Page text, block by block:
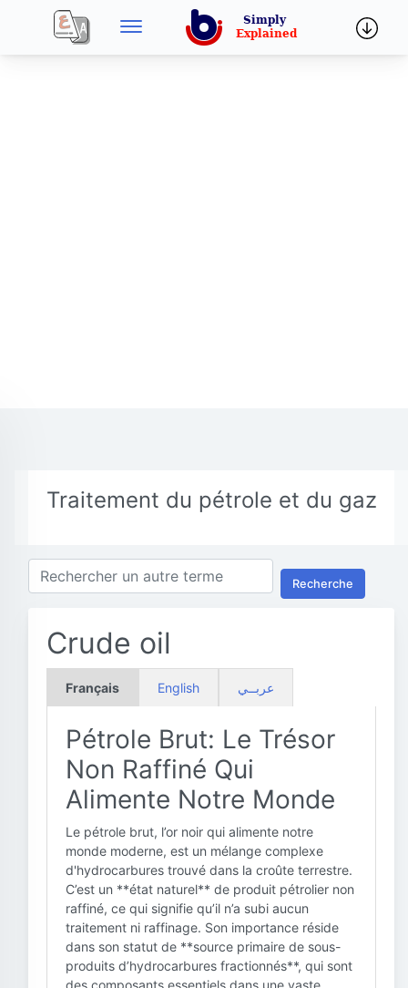
Traitement du pétrole et du gaz
Recherche
Crude oil
Français English عربــي
Pétrole Brut: Le Trésor
Non Raffiné Qui
Alimente Notre Monde
Le pétrole brut, l’or noir qui alimente notre
monde moderne, est un mélange complexe
d'hydrocarbures trouvé dans la croûte terrestre.
C’est un **état naturel** de produit pétrolier non
raffiné, ce qui signifie qu’il n’a subi aucun
traitement ni raffinage. Son importance réside
dans son statut de **source primaire de sous-
produits d’hydrocarbures fractionnés**, qui sont
des composants essentiels dans une vaste